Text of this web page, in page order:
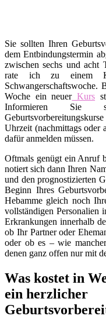
Sie sollten Ihren
dem Entbindungstermin
zwischen sechs und acht
rate ich zu einem
Schwangerschaftswoche.
Woche ein neuerKurs
Informieren Sie
Uhrzeit (nachmittags oder
dafür anmelden müssen.
Oftmals genügt ein Anruf
notiert sich dann Ihren
und den prognostizierten
Beginn Ihres
Hebamme gleich noch
vollständigen Personalien
Erkrankungen innerhalb
ob Ihr Partner oder
oder ob es – wie
denen ganz offen nur mit
Was kostet in
ein herzlicher